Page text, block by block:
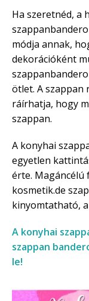
Ha szeretnéd, a
módja annak,
dekorációként
ötlet. A szappan
ráírhatja, hogy
szappan.
A konyhai
egyetlen
érte. Magáncélú
kosmetik.de
kinyomtatható,
A konyhai
szappan
le!